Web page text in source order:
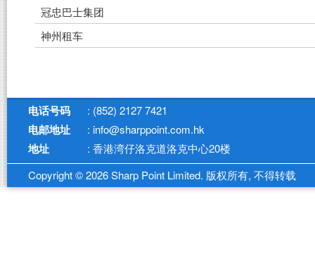
冠忠巴士集团
神州租车
电话号码 : (852) 2127 7421
电邮地址 : info@sharppoint.com.hk
地址
: 香港湾仔洛克道洛克中心20楼
Copyright © 2026 Sharp Point Limited. 版权所有, 不得转载